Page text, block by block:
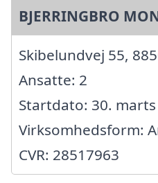
BJERRINGBRO
Skibelundvej 55,
Ansatte: 2
Startdato: 30. marts
Virksomhedsform:
CVR: 28517963